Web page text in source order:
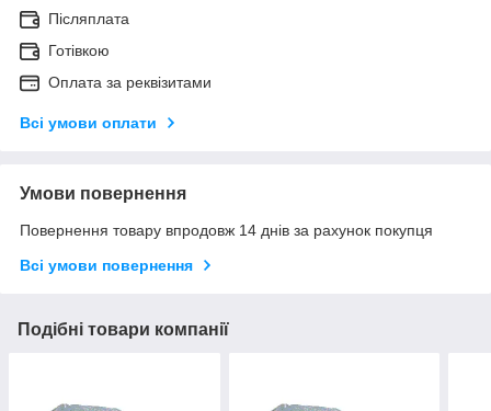
Післяплата
Готівкою
Оплата за реквізитами
Всі умови оплати
Умови повернення
Повернення товару впродовж 14 днів за рахунок покупця
Всі умови повернення
Подібні товари компанії